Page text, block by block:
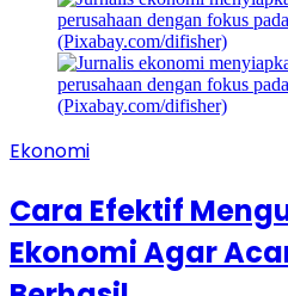
Ekonomi
Cara Efektif
Ekonomi Agar